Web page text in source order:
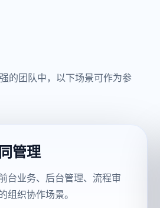
的团队中，以下场景可作为参
管理
台业务、后台管理、流程审
组织协作场景。